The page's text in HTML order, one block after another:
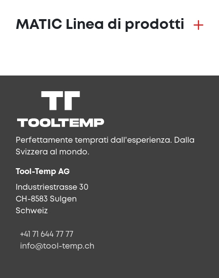
MATIC Linea di prodotti
Perfettamente temprati dall'esperienza. Dalla
Svizzera al mondo.
Tool-Temp AG
Industriestrasse 30
CH-8583 Sulgen
Schweiz
+41 71 644 77 77
info@tool-temp.ch